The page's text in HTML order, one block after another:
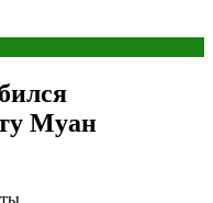
Муан